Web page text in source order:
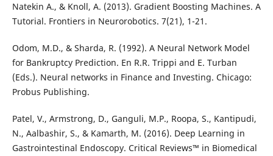
Natekin A., & Knoll, A. (2013). Gradient Boosting Machines. A
Tutorial. Frontiers in Neurorobotics. 7(21), 1-21.
Odom, M.D., & Sharda, R. (1992). A Neural Network Model
for Bankruptcy Prediction. En R.R. Trippi and E. Turban
(Eds.). Neural networks in Finance and Investing. Chicago:
Probus Publishing.
Patel, V., Armstrong, D., Ganguli, M.P., Roopa, S., Kantipudi,
N., Aalbashir, S., & Kamarth, M. (2016). Deep Learning in
Gastrointestinal Endoscopy. Critical Reviews™ in Biomedical